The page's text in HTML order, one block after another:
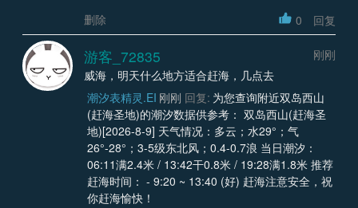
删除
0 回复
游客_72835
刚刚
威海，明天什么地方适合赶海，几点去
潮汐表精灵.EI 刚刚 回复: 为您查询附近双岛西山
(赶海圣地)的潮汐数据供参考： 双岛西山(赶海圣
地)[2026-8-9] 天气情况：多云；水29°；气
26°-28°；3-5级东北风；0.4-0.7浪 当日潮汐：
06:11满2.4米 / 13:42干0.8米 / 19:28满1.8米 推荐
赶海时间： - 9:20 ~ 13:40 (好) 赶海注意安全，祝
你赶海愉快！